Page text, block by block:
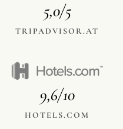
5,0/5
TRIPADVISOR.AT
9,6/10
HOTELS.COM